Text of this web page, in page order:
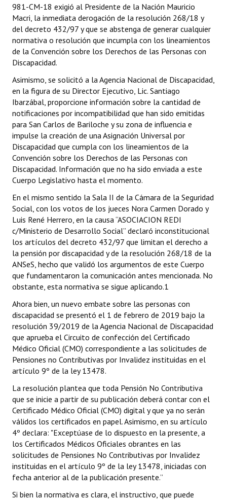
981-CM-18 exigió al Presidente de la Nación Mauricio
Macri, la inmediata derogación de la resolución 268/18 y
del decreto 432/97 y que se abstenga de generar cualquier
normativa o resolución que incumpla con los lineamientos
de la Convención sobre los Derechos de las Personas con
Discapacidad.
Asimismo, se solicitó a la Agencia Nacional de Discapacidad,
en la figura de su Director Ejecutivo, Lic. Santiago
Ibarzábal, proporcione información sobre la cantidad de
notificaciones por incompatibilidad que han sido emitidas
para San Carlos de Bariloche y su zona de influencia e
impulse la creación de una Asignación Universal por
Discapacidad que cumpla con los lineamientos de la
Convención sobre los Derechos de las Personas con
Discapacidad. Información que no ha sido enviada a este
Cuerpo Legislativo hasta el momento.
En el mismo sentido la Sala II de la Cámara de la Seguridad
Social, con los votos de los jueces Nora Carmen Dorado y
Luis René Herrero, en la causa “ASOCIACION REDI
c/Ministerio de Desarrollo Social” declaró inconstitucional
los artículos del decreto 432/97 que limitan el derecho a
la pensión por discapacidad y de la resolución 268/18 de la
ANSeS, hecho que validó los argumentos de este Cuerpo
que fundamentaron la comunicación antes mencionada. No
obstante, esta normativa se sigue aplicando.1
Ahora bien, un nuevo embate sobre las personas con
discapacidad se presentó el 1 de febrero de 2019 bajo la
resolución 39/2019 de la Agencia Nacional de Discapacidad
que aprueba el Circuito de confección del Certificado
Médico Oficial (CMO) correspondiente a las solicitudes de
Pensiones no Contributivas por Invalidez instituidas en el
artículo 9º de la ley 13478.
La resolución plantea que toda Pensión No Contributiva
que se inicie a partir de su publicación deberá contar con el
Certificado Médico Oficial (CMO) digital y que ya no serán
válidos los certificados en papel. Asimismo, en su artículo
4º declara: "Exceptúase de lo dispuesto en la presente, a
los Certificados Médicos Oficiales obrantes en las
solicitudes de Pensiones No Contributivas por Invalidez
instituidas en el artículo 9º de la ley 13478, iniciadas con
fecha anterior al de la publicación presente.”
Si bien la normativa es clara, el instructivo, que puede